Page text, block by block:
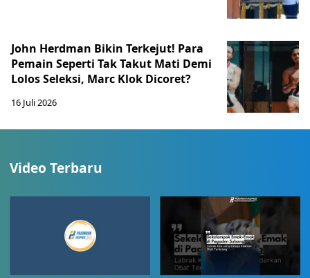
John Herdman Bikin Terkejut! Para
Pemain Seperti Tak Takut Mati Demi
Lolos Seleksi, Marc Klok Dicoret?
16 Juli 2026
Video Terbaru